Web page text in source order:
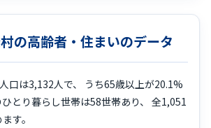
の高齢者・住まいのデータ
口は3,132人で、 うち65歳以上が20.1%
とり暮らし世帯は58世帯あり、 全1,051
す。